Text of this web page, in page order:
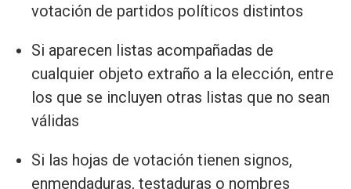
votación de partidos políticos distintos
Si aparecen listas acompañadas de
cualquier objeto extraño a la elección, entre
los que se incluyen otras listas que no sean
válidas
Si las hojas de votación tienen signos,
enmendaduras, testaduras o nombres